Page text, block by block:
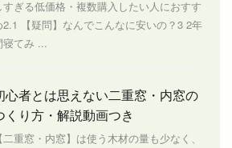
すぎる低価格・複数購入したい人におすす
2.1 【疑問】なんでこんなに安いの？3 2年
寝てみ ...
心者とは思えない二重窓・内窓の
くり方・解説動画つき
【二重窓・内窓】は使う木材の量も少なく、